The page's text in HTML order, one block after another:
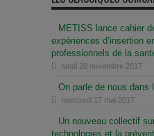
METISS lance cahier
expériences d’insertion
professionnels de la
lundi 20 novembre 2017
On parle de nous dans
mercredi 17 mai 2017
Un nouveau collectif
technologies et la